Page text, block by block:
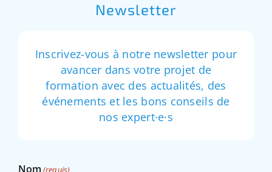
Newsletter
Inscrivez-vous à notre newsletter pour
avancer dans votre projet de
formation avec des actualités, des
événements et les bons conseils de
nos expert·e·s
Nom (requis)